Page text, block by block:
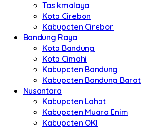
Tasikmalaya
Kota Cirebon
Kabupaten Cirebon
Bandung Raya
Kota Bandung
Kota Cimahi
Kabupaten Bandung
Kabupaten Bandung Barat
Nusantara
Kabupaten Lahat
Kabupaten Muara Enim
Kabupaten OKI